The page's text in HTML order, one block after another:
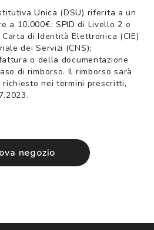
Unica (DSU) riferita a un
a 10.000€; SPID di Livello 2 o
di Identità Elettronica (CIE)
dei Servizi (CNS);
o della documentazione
di rimborso. Il rimborso sarà
nei termini prescritti,
negozio